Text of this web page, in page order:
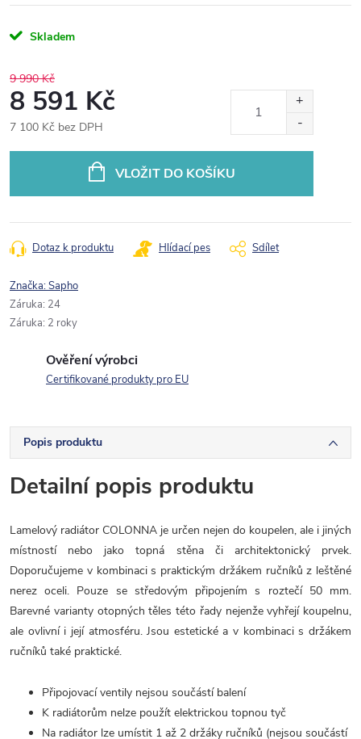
Skladem
9 990 Kč
8 591 Kč
7 100 Kč bez DPH
VLOŽIT DO KOŠÍKU
Dotaz k produktu Hlídací pes Sdílet
Značka:Sapho
Záruka: 24
Záruka: 2 roky
Ověření výrobci
Certifikované produkty pro EU
Popis produktu
Detailní popis produktu
Lamelový radiátor COLONNA je určen nejen do koupelen, ale i jiných
místností nebo jako topná stěna či architektonický prvek.
Doporučujeme v kombinaci s praktickým držákem ručníků z leštěné
nerez oceli. Pouze se středovým připojením s roztečí 50 mm.
Barevné varianty otopných těles této řady nejenže vyhřejí koupelnu,
ale ovlivní i její atmosféru. Jsou estetické a v kombinaci s držákem
ručníků také praktické.
Připojovací ventily nejsou součástí balení
K radiátorům nelze použít elektrickou topnou tyč
Na radiátor lze umístit 1 až 2 držáky ručníků (nejsou součástí